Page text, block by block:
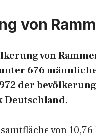
von
von
676
der
Deutschland.
von